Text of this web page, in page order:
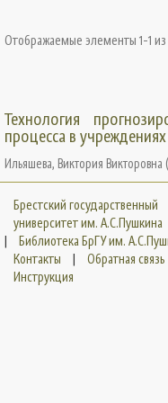
Отображаемые элементы 1-1 из
Технология
процесса в
Ильяшева, Виктория Викторовна (
Брестский государственный
университет им. А.С.Пушкина
|
Библиотека БрГУ им.
Контакты
| Обратная связь
Инструкция